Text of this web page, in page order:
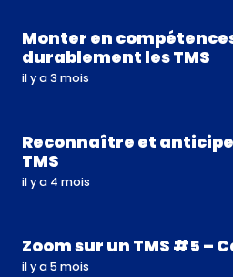
Monter en
durablement les TMS
il y a 3 mois
Reconnaître et
TMS
il y a 4 mois
Zoom sur un TMS #5 –
il y a 5 mois